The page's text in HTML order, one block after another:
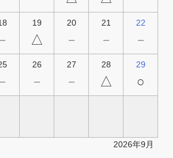
－
19
△
20
－
21
－
22
－
－
26
－
27
－
28
△
29
○
2026年9月